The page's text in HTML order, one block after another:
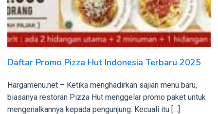
Daftar Promo Pizza Hut Indonesia Terbaru 2025
Hargamenu.net – Ketika menghadirkan sajian menu baru,
biasanya restoran Pizza Hut menggelar promo paket untuk
mengenalkannya kepada pengunjung. Kecuali itu […]